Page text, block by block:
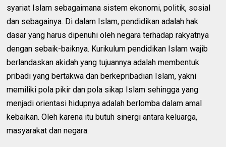
syariat Islam sebagaimana sistem ekonomi, politik, sosial
dan sebagainya. Di dalam Islam, pendidikan adalah hak
dasar yang harus dipenuhi oleh negara terhadap rakyatnya
dengan sebaik-baiknya. Kurikulum pendidikan Islam wajib
berlandaskan akidah yang tujuannya adalah membentuk
pribadi yang bertakwa dan berkepribadian Islam, yakni
memiliki pola pikir dan pola sikap Islam sehingga yang
menjadi orientasi hidupnya adalah berlomba dalam amal
kebaikan. Oleh karena itu butuh sinergi antara keluarga,
masyarakat dan negara.